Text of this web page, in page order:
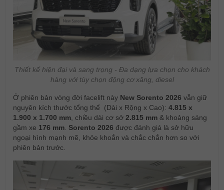
Thiết kế hiện đại và sang trọng - Đa dạng lựa chọn cho khách
hàng với tùy chọn động cơ xăng, diesel
Ở phiên bản vòng đời facelift này New Sorento 2026 vẫn giữ
nguyên kích thước tổng thể (Dài x Rộng x Cao): 4.815 x
1.900 x 1.700 mm, chiều dài cơ sở 2.815 mm & khoảng sáng
gầm xe 176 mm. Sorento 2026 được đánh giá là sở hữu
ngoại hình mạnh mẽ, khỏe khoắn và chắc chắn hơn so với
phiên bản trước.